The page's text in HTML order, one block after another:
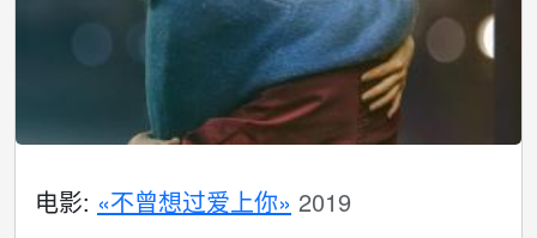
电影: «不曾想过爱上你» 2019